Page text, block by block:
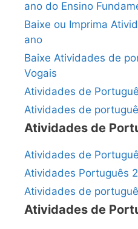
ano do Ensino
Baixe ou Imprima
ano
Baixe Atividades de
Vogais
Atividades de
Atividades de
Atividades de
Atividades de
Atividades Português
Atividades de
Atividades de